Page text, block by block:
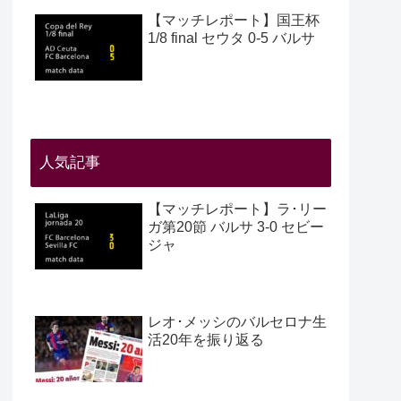
【マッチレポート】国王杯
1/8 final セウタ 0-5 バルサ
人気記事
【マッチレポート】ラ･リー
ガ第20節 バルサ 3-0 セビー
ジャ
レオ･メッシのバルセロナ生
活20年を振り返る